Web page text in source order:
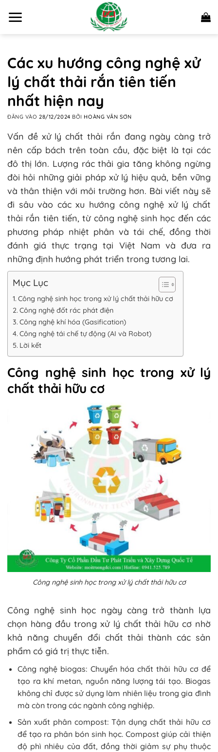
qua
Các xu hướng công nghệ xử
lý chất thải rắn tiên tiến
nhất hiện nay
ĐĂNG VÀO28/12/2024 BỞI HOÀNG VĂN SƠN
Vấn đề xử lý chất thải rắn đang ngày càng trở
nên cấp bách trên toàn cầu, đặc biệt là tại các
đô thị lớn. Lượng rác thải gia tăng không ngừng
đòi hỏi những giải pháp xử lý hiệu quả, bền vững
và thân thiện với môi trường hơn. Bài viết này sẽ
đi sâu vào các xu hướng công nghệ xử lý chất
thải rắn tiên tiến, từ công nghệ sinh học đến các
phương pháp nhiệt phân và tái chế, đồng thời
đánh giá thực trạng tại Việt Nam và đưa ra
những định hướng phát triển trong tương lai.
Mục Lục
Công nghệ sinh học trong xử lý chất thải hữu cơ
Công nghệ đốt rác phát điện
Công nghệ khí hóa (Gasification)
Công nghệ tái chế tự động (AI và Robot)
Lời kết
Công nghệ sinh học trong xử lý
chất thải hữu cơ
Công nghệ sinh học trong xử lý chất thải hữu cơ
Công nghệ sinh học ngày càng trở thành lựa
chọn hàng đầu trong xử lý chất thải hữu cơ nhờ
khả năng chuyển đổi chất thải thành các sản
phẩm có giá trị thực tiễn.
Công nghệ biogas: Chuyển hóa chất thải hữu cơ để
tạo ra khí metan, nguồn năng lượng tái tạo. Biogas
không chỉ được sử dụng làm nhiên liệu trong gia đình
mà còn trong các ngành công nghiệp.
Sản xuất phân compost: Tận dụng chất thải hữu cơ
để tạo ra phân bón sinh học. Compost giúp cải thiện
độ phì nhiêu của đất, đồng thời giảm sự phụ thuộc